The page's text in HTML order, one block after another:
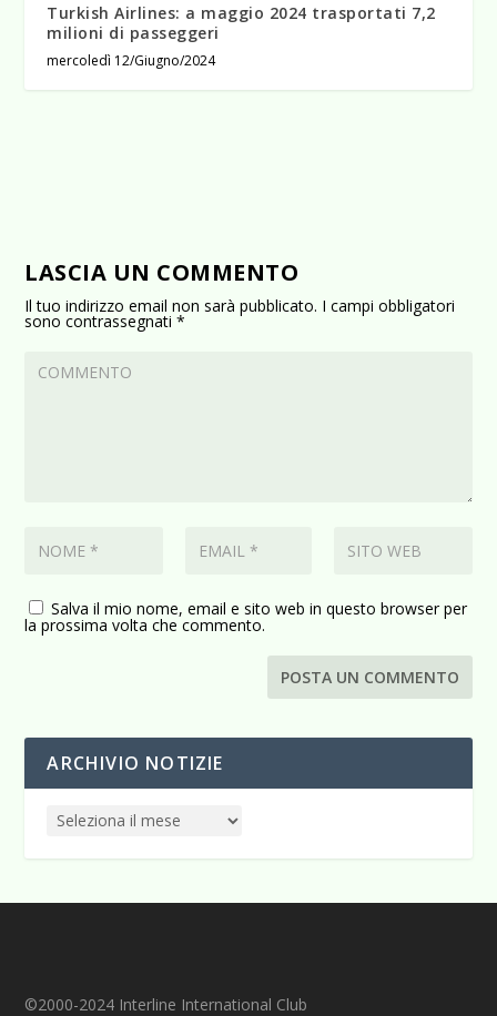
Turkish Airlines: a maggio 2024 trasportati 7,2
milioni di passeggeri
mercoledì 12/Giugno/2024
LASCIA UN COMMENTO
Il tuo indirizzo email non sarà pubblicato. I campi obbligatori
sono contrassegnati*
Salva il mio nome, email e sito web in questo browser per
la prossima volta che commento.
ARCHIVIO NOTIZIE
©2000-2024 Interline International Club